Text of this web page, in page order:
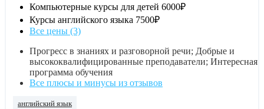
Компьютерные курсы для детей 6000₽
Курсы английского языка 7500₽
Все цены (3)
Прогресс в знаниях и разговорной речи; Добрые и
высококвалифицированные преподаватели; Интересная
программа обучения
Все плюсы и минусы из отзывов
английский язык